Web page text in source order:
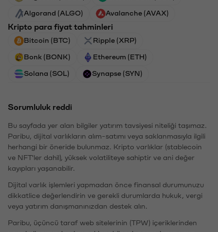
Algorand (ALGO) Avalanche (AVAX)
Kripto para fiyat tahminleri
Bitcoin (BTC) Ripple (XRP)
Bonk (BONK) Ethereum (ETH)
Solana (SOL) Synapse (SYN)
Sorumluluk reddi
Bu sayfada yer alan bilgiler yatırım tavsiyesi niteliği taşımaz.
Paribu, dijital varlıkların alım-satımı veya saklanmasıyla ilgili
herhangi bir öneride bulunmaz. Kripto varlıklar (stablecoin
ve NFT'ler dahil), yüksek volatiliteye sahiptir ve ani değer
kayıpları yaşanabilir.
Dijital varlık işlemleri yapmadan önce finansal durumunuzu
dikkatlice değerlendirin ve gerekli durumlarda hukuk, vergi
veya yatırım danışmanınızdan destek alın.
Paribu, üçüncü taraf web sitelerinin (TPW) içeriklerinden